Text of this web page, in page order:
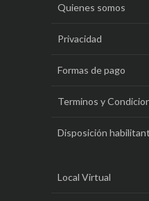
Quienes somos
Privacidad
Formas de pago
Terminos y
Disposición
Local Virtual